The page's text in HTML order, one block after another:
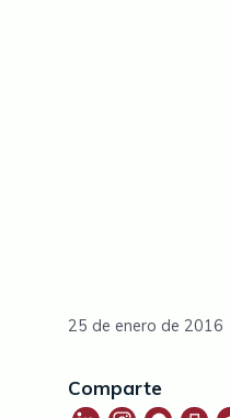
25 de enero de 2016
Comparte